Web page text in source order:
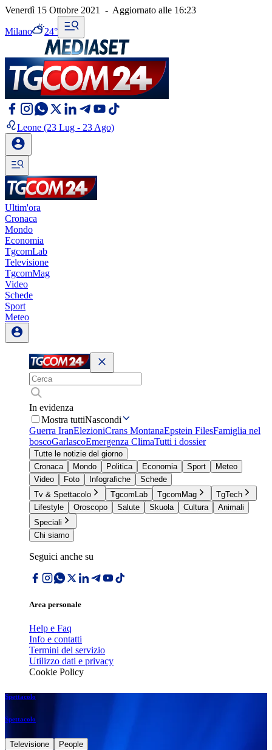
Venerdì 15 Ottobre 2021 - Aggiornato alle 16:23
Milano 24°
Leone (23 Lug - 23 Ago)
Ultim'ora
Cronaca
Mondo
Economia
TgcomLab
Televisione
TgcomMag
Video
Schede
Sport
Meteo
In evidenza
Mostra tuttiNascondi
Guerra IranElezioniCrans MontanaEpstein FilesFamiglia nel
boscoGarlascoEmergenza ClimaTutti i dossier
Tutte le notizie del giorno
Cronaca
Mondo Politica Economia Sport
Meteo
Video
Foto Infografiche
Schede
Tv & Spettacolo
TgcomLab TgcomMag
TgTech
Lifestyle
Oroscopo Salute Skuola Cultura
Animali
Speciali
Chi siamo
Seguici anche su
Area personale
Help e Faq
Info e contatti
Termini del servizio
Utilizzo dati e privacy
Cookie Policy
Spettacolo
Spettacolo
Televisione People